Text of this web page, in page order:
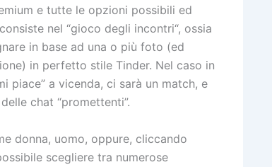
e tutte le opzioni possibili ed
nel “gioco degli incontri“, ossia
in base ad una o più foto (ed
in perfetto stile Tinder. Nel caso in
piace” a vicenda, ci sarà un match, e
chat “promettenti”.
donna, uomo, oppure, cliccando
scegliere tra numerose